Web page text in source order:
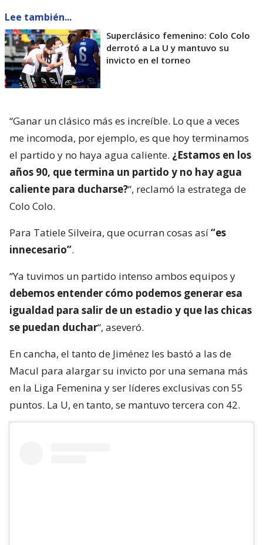
Lee también...
Superclásico femenino: Colo Colo
derrotó a La U y mantuvo su
invicto en el torneo
“Ganar un clásico más es increíble. Lo que a veces
me incomoda, por ejemplo, es que hoy terminamos
el partido y no haya agua caliente. ¿Estamos en los
años 90, que termina un partido y no hay agua
caliente para ducharse?“, reclamó la estratega de
Colo Colo.
Para Tatiele Silveira, que ocurran cosas así“es
innecesario”.
“Ya tuvimos un partido intenso ambos equipos y
debemos entender cómo podemos generar esa
igualdad para salir de un estadio y que las chicas
se puedan duchar“, aseveró.
En cancha, el tanto de Jiménez les bastó a las de
Macul para alargar su invicto por una semana más
en la Liga Femenina y ser líderes exclusivas con 55
puntos. La U, en tanto, se mantuvo tercera con 42.